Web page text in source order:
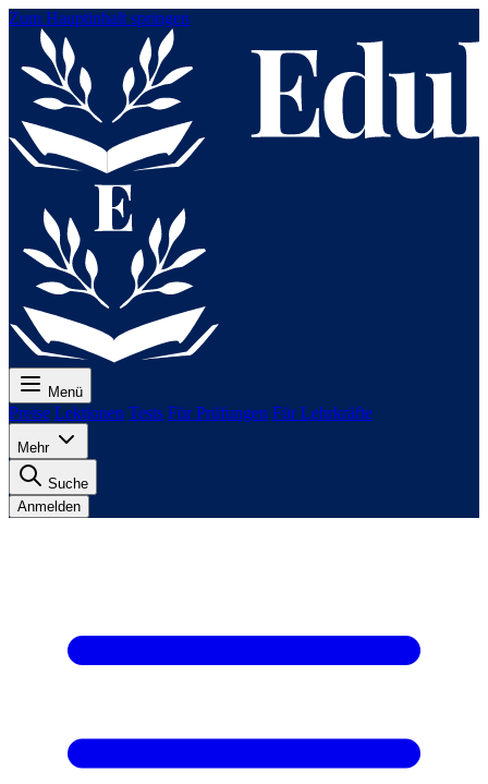
Zum Hauptinhalt springen
Menü
Preise Lektionen Tests Für Prüfungen Für Lehrkräfte
Mehr
Suche
Anmelden